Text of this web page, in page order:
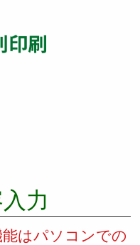
力
はパソコンでの